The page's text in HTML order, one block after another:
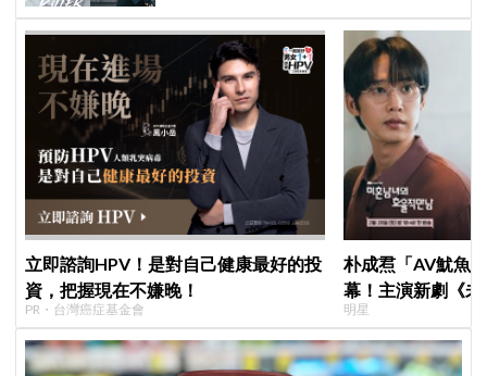
立即諮詢HPV！是對自己健康最好的投
資，把握現在不嫌晚！
PR・台灣癌症基金會
朴成焄「AV魷魚
幕！主演新劇《
首度談復出心情
明星